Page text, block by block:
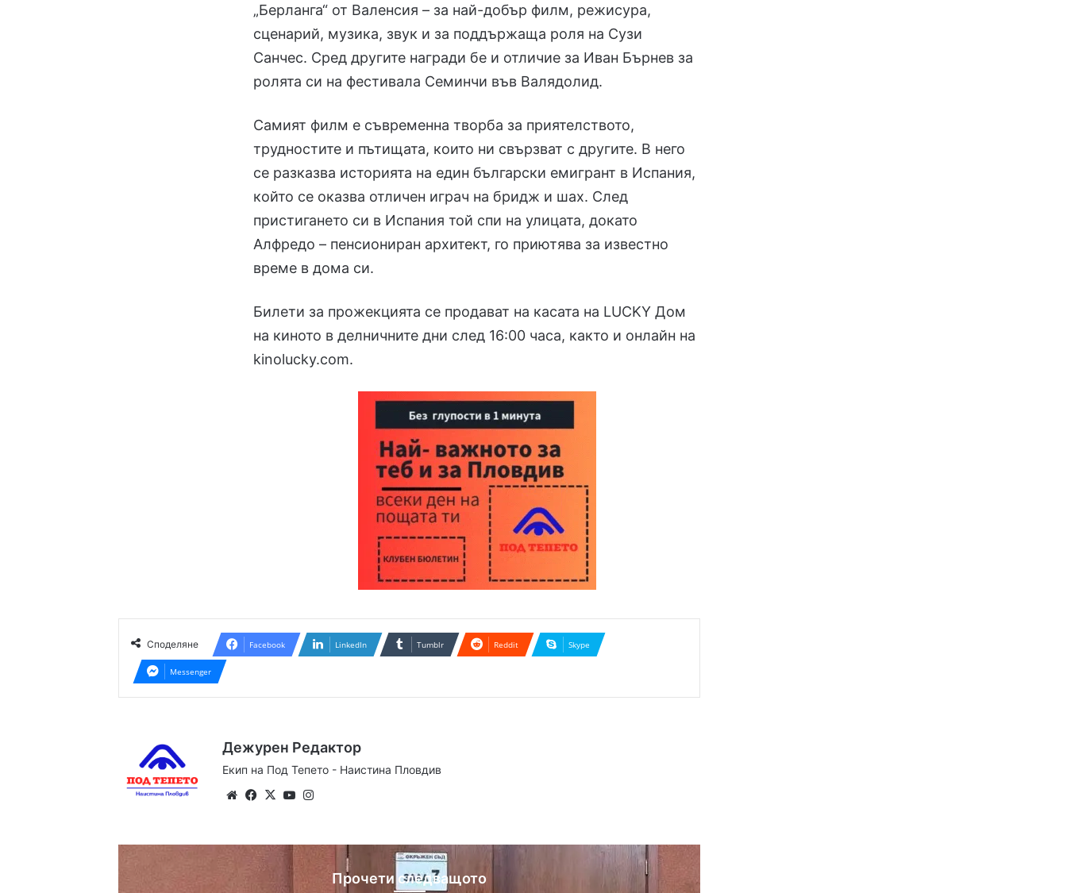
„Берланга“ от Валенсия – за най-добър филм, режисура,
сценарий, музика, звук и за поддържаща роля на Сузи
Санчес. Сред другите награди бе и отличие за Иван Бърнев за
ролята си на фестивала Семинчи във Валядолид.
Самият филм е съвременна творба за приятелството,
трудностите и пътищата, които ни свързват с другите. В него
се разказва историята на един български емигрант в Испания,
който се оказва отличен играч на бридж и шах. След
пристигането си в Испания той спи на улицата, докато
Алфредо – пенсиониран архитект, го приютява за известно
време в дома си.
Билети за прожекцията се продават на касата на LUCKY Дом
на киното в делничните дни след 16:00 часа, както и онлайн на
kinolucky.com.
Споделяне Facebook LinkedIn Tumblr Reddit Skype
Messenger
Дежурен Редактор
Екип на Под Тепето - Наистина Пловдив
WebsiteFacebook
X YouTube
Прочети следващото